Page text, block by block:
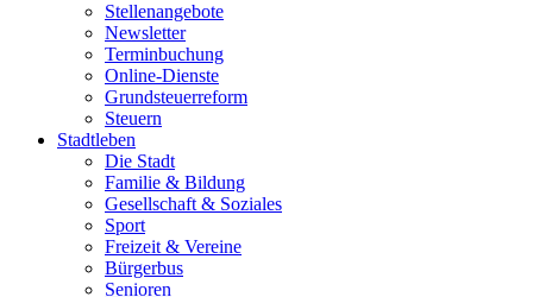
Stellenangebote
Newsletter
Terminbuchung
Online-Dienste
Grundsteuerreform
Steuern
Stadtleben
Die Stadt
Familie & Bildung
Gesellschaft & Soziales
Sport
Freizeit & Vereine
Bürgerbus
Senioren